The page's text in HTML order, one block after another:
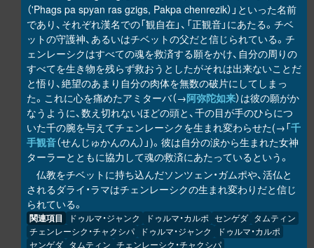
（'Phags pa spyan ras gzigs, Pakpa chenrezik）」といった名前
であり、それぞれ漢名での「観自在」、「正観音」にあたる。チベ
ットの守護神、あるいはチベットの父だと信じられている。チ
ェンレーシクはすべての魂を救済する願をかけ、自分の周りの
すべてを生き物を残らず救おうとしたがそれは出来ないことだ
と悟り、絶望のあまり自分の肉体を無数の破片にしてしまっ
た。これに心を痛めたアミターバ（→阿弥陀如来）は彼の願がか
なうように、数え切れないほどの頭と、千の目が手のひらにつ
いた千の腕を与えてチェンレーシクを生まれ変わらせた(→「千
手観音（せんじゅかんのん）」)。彼は自分の涙から生まれた女神
ターラーとともに協力して魂の救済にあたっているという。
仏教をチベットに持ち込んだソンツェン・ガムポや、活仏と
されるダライ・ラマはチェンレーシクの生まれ変わりだと信じ
られている。
関連項目 ドゥルマ・ジャンク ドゥルマ・カルポ センゲダ タムティン
チェンレーシク・チャクシパ
ドゥルマ・ジャンク
ドゥルマ・カルポ
センゲダ タムティン チェンレーシク・チャクシパ